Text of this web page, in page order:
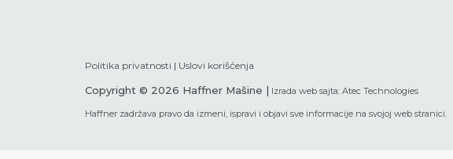
Politika privatnosti | Uslovi korišćenja
Copyright © 2026 Haffner Mašine | Izrada web sajta: Atec Technologies
Haffner zadržava pravo da izmeni, ispravi i objavi sve informacije na svojoj web stranici.